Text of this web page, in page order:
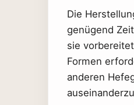
Die
genügend
sie
Formen
anderen